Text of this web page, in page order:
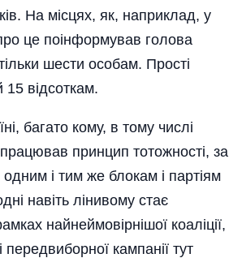
На місцях, як, наприклад, у
це поінформував голова
шести особам. Прості
15 відсоткам.
багато кому, в тому числі
принцип тотожності, за
і тим же блокам і парті­ям
навіть лінивому стає
найнеймовірнішої коаліції,
кампанії тут